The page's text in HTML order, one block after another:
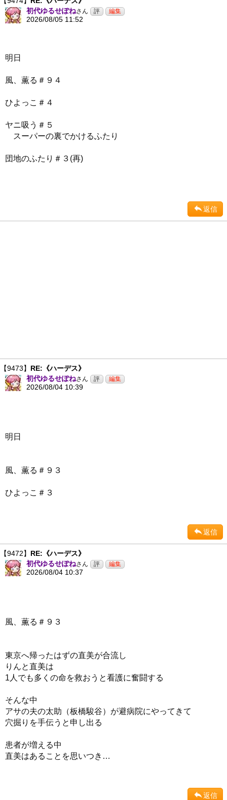
初代ゆるせぽねさん
2026/08/05 11:52
明日
風、薫る＃９４
ひよっこ＃４
ヤニ吸う＃５
スーパーの裏でかけるふたり
団地のふたり＃３(再)
返信
【9473】 RE:《ハーデス》
初代ゆるせぽねさん
2026/08/04 10:39
明日
風、薫る＃９３
ひよっこ＃３
返信
【9472】 RE:《ハーデス》
初代ゆるせぽねさん
2026/08/04 10:37
風、薫る＃９３
東京へ帰ったはずの直美が合流し
りんと直美は
1人でも多くの命を救おうと看護に奮闘する
そんな中
アサの夫の太助（板橋駿谷）が避病院にやってきて
穴掘りを手伝うと申し出る
患者が増える中
直美はあることを思いつき…
返信